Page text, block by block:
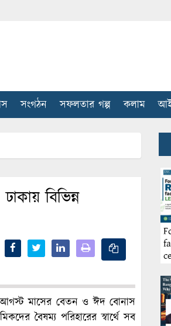
সংগঠন সফলতার গল্প কলাম
বিভিন্ন
আগস্ট মাসের বেতন ও ঈদ বোনাস
বৈষম্য পরিহারের স্বার্থে সব